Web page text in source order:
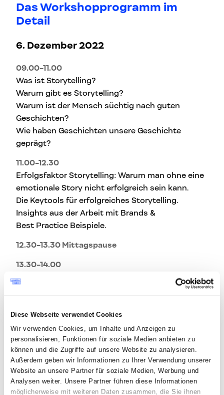
Diese Webseite verwendet Cookies
Wir verwenden Cookies, um Inhalte und Anzeigen zu
personalisieren, Funktionen für soziale Medien anbieten zu
können und die Zugriffe auf unsere Website zu analysieren.
Außerdem geben wir Informationen zu Ihrer Verwendung unserer
Website an unsere Partner für soziale Medien, Werbung und
Analysen weiter. Unsere Partner führen diese Informationen
möglicherweise mit weiteren Daten zusammen, die Sie ihnen
Das Workshopprogramm im
Detail
6. Dezember 2022
09.00-11.00
Was ist Storytelling?
Warum gibt es Storytelling?
Warum ist der Mensch süchtig nach guten
Geschichten?
Wie haben Geschichten unsere Geschichte
geprägt?
11.00-12.30
Erfolgsfaktor Storytelling: Warum man ohne eine
emotionale Story nicht erfolgreich sein kann.
Die Keytools für erfolgreiches Storytelling.
Insights aus der Arbeit mit Brands &
Best Practice Beispiele.
12.30-13.30 Mittagspause
13.30-14.00
Praktische Übungen zu Positionierung &
Zielgruppendefinition
14.00-15.30
Vom Start zur Story. Wie man ein erfolgreiche
Story
für seine Marke/ sein Unternehmen schreibt